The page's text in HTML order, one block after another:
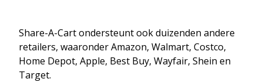
Share-A-Cart ondersteunt ook duizenden andere
retailers, waaronder Amazon, Walmart, Costco,
Home Depot, Apple, Best Buy, Wayfair, Shein en
Target.